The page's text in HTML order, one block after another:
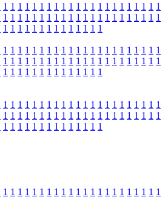
1 1 1 1 1 1 1 1 1 1 1 1 1 1 1 1 1 1 1 1 1 1
1 1 1 1 1 1 1 1 1 1 1 1 1 1 1 1 1 1 1 1 1 1
1 1 1 1 1 1 1 1 1 1 1 1 1 1
1 1 1 1 1 1 1 1 1 1 1 1 1 1 1 1 1 1 1 1 1 1
1 1 1 1 1 1 1 1 1 1 1 1 1 1 1 1 1 1 1 1 1 1
1 1 1 1 1 1 1 1 1 1 1 1 1 1
1 1 1 1 1 1 1 1 1 1 1 1 1 1 1 1 1 1 1 1 1 1
1 1 1 1 1 1 1 1 1 1 1 1 1 1 1 1 1 1 1 1 1 1
1 1 1 1 1 1 1 1 1 1 1 1 1 1
1 1 1 1 1 1 1 1 1 1 1 1 1 1 1 1 1 1 1 1 1 1